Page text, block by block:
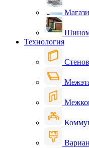
Технология